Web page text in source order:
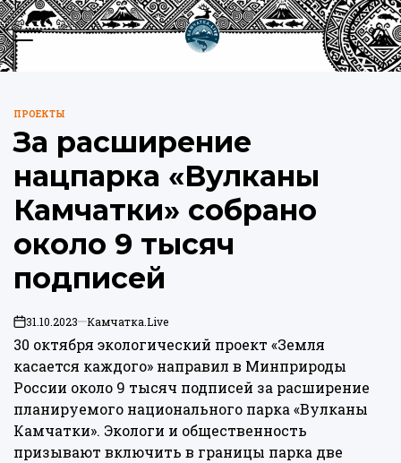
Перейти
к
содержимому
Меню
ОПУБЛИКОВАНО
В
ПРОЕКТЫ
За расширение
нацпарка «Вулканы
Камчатки» собрано
около 9 тысяч
подписей
on31.10.2023 Камчатка.Live
30 октября экологический проект «Земля
касается каждого» направил в Минприроды
России около 9 тысяч подписей за расширение
планируемого национального парка «Вулканы
Камчатки». Экологи и общественность
призывают включить в границы парка две